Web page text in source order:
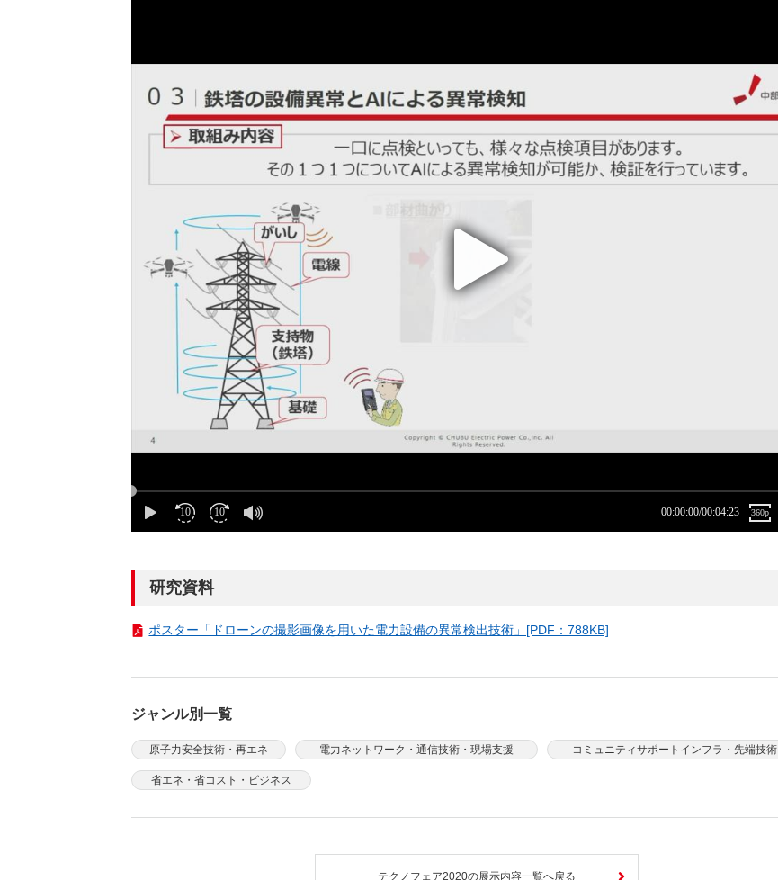
研究資料
ポスター「ドローンの撮影画像を用いた電力設備の異常検出技術」[PDF：788KB]
ジャンル別一覧
原子力安全技術・再エネ 電力ネットワーク・通信技術・現場支援 コミュニティサポートインフラ・先端技術
省エネ・省コスト・ビジネス
テクノフェア2020の展示内容一覧へ戻る